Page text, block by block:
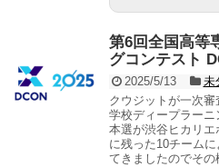
第6回全国高等
グコンテスト
2025/5/13
未
クウジットが一次
学校ディープラー
本選が渋谷ヒカリ
に残った10チーム
てきましたのでその